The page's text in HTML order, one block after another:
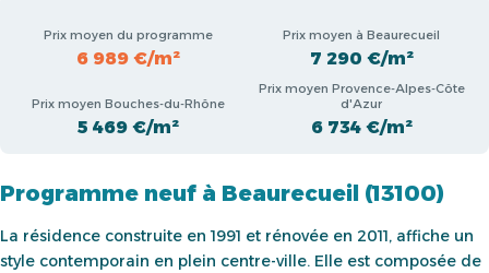
Prix moyen du programme
6 989 €/m²
Prix moyen à Beaurecueil
7 290 €/m²
Prix moyen Bouches-du-Rhône
5 469 €/m²
Prix moyen Provence-Alpes-Côte
d'Azur
6 734 €/m²
Programme neuf à Beaurecueil (13100)
La résidence construite en 1991 et rénovée en 2011, affiche un
style contemporain en plein centre-ville. Elle est composée de